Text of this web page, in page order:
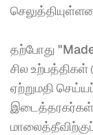
தற்போது
சில
ஏற்றுமதி
இடைத்தரகர்கள்